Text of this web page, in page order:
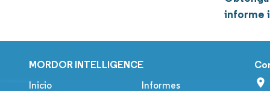
informe
MORDOR INTELLIGENCE
Inicio Informes